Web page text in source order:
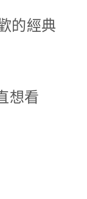
的經典
想看